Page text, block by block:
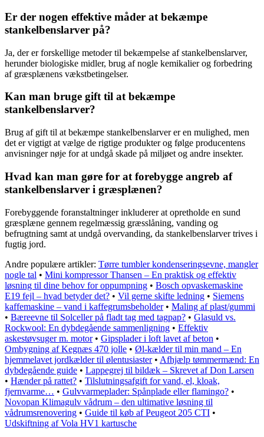
Er der nogen effektive måder at bekæmpe
stankelbenslarver på?
Ja, der er forskellige metoder til bekæmpelse af stankelbenslarver,
herunder biologiske midler, brug af nogle kemikalier og forbedring
af græsplænens vækstbetingelser.
Kan man bruge gift til at bekæmpe
stankelbenslarver?
Brug af gift til at bekæmpe stankelbenslarver er en mulighed, men
det er vigtigt at vælge de rigtige produkter og følge producentens
anvisninger nøje for at undgå skade på miljøet og andre insekter.
Hvad kan man gøre for at forebygge angreb af
stankelbenslarver i græsplænen?
Forebyggende foranstaltninger inkluderer at opretholde en sund
græsplæne gennem regelmæssig græsslåning, vanding og
befrugtning samt at undgå overvanding, da stankelbenslarver trives i
fugtig jord.
Andre populære artikler: Tørre tumbler kondenseringsevne, mangler
nogle tal • Mini kompressor Thansen – En praktisk og effektiv
løsning til dine behov for oppumpning • Bosch opvaskemaskine
E19 fejl – hvad betyder det? • Vil gerne skifte ledning • Siemens
kaffemaskine – vand i kaffegrumsbeholder• Maling af plast/gummi
• Bæreevne til Solceller på fladt tag med tagpap? • Glasuld vs.
Rockwool: En dybdegående sammenligning • Effektiv
askestøvsuger m. motor• Gipsplader i loft lavet af beton •
Ombygning af Kegnæs 470 jolle • Øl-kælder til min mand – En
hjemmelavet jordkælder til ølentusiaster• Afhjælp tømmermænd: En
dybdegående guide • Lappegrej til bildæk – Skrevet af Don Larsen
• Hænder på rattet? • Tilslutningsafgift for vand, el, kloak,
fjernvarme… • Gulvvarmeplader: Spånplade eller flamingo? •
Novopan Klimagulv vådrum – den ultimative løsning til
vådrumsrenovering • Guide til køb af Peugeot 205 CTI •
Udskiftning af Vola HV1 kartusche